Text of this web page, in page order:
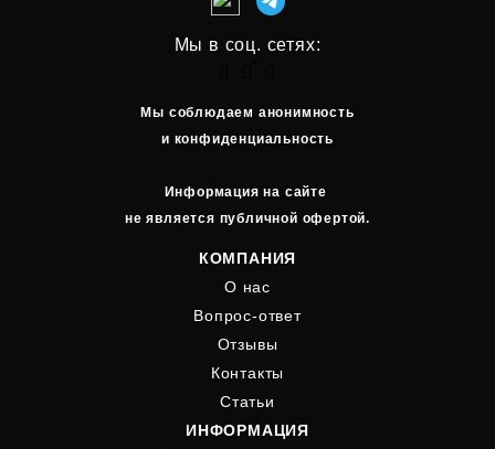
КОМПАНИЯ
О нас
Вопрос-ответ
Отзывы
Контакты
Статьи
ИНФОРМАЦИЯ
Мы в соц. сетях:
Мы соблюдаем анонимность
и конфиденциальность
Информация на сайте
не является публичной офертой.